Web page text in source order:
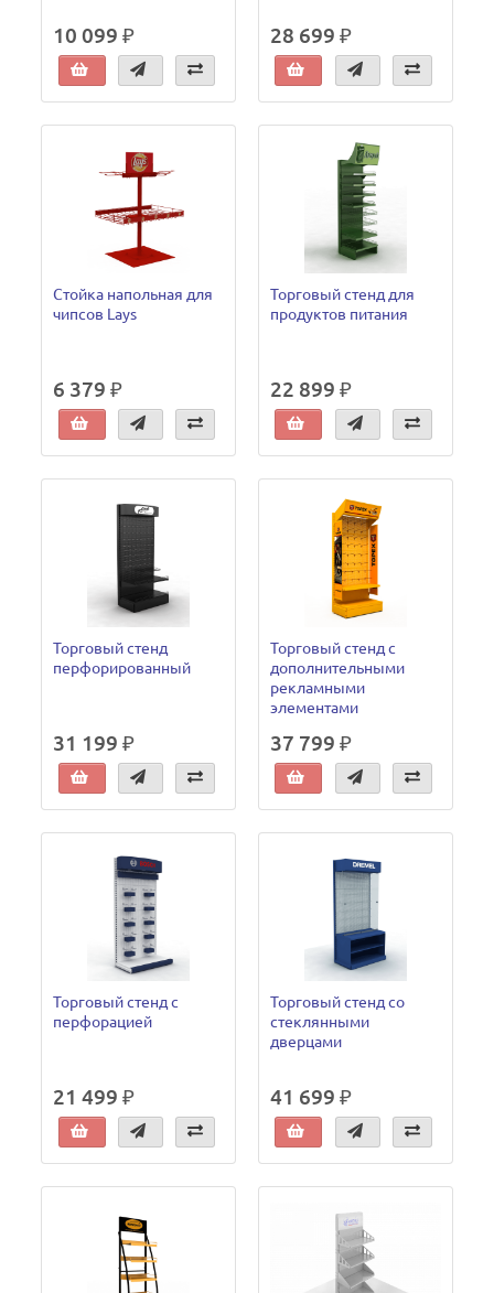
10 099 ₽ 28 699 ₽
Стойка напольная для
чипсов Lays
6 379 ₽
Торговый стенд для
продуктов питания
22 899 ₽
Торговый стенд
перфорированный
31 199 ₽
Торговый стенд с
дополнительными
рекламными
элементами
37 799 ₽
Торговый стенд с
перфорацией
21 499 ₽
Торговый стенд со
стеклянными
дверцами
41 699 ₽